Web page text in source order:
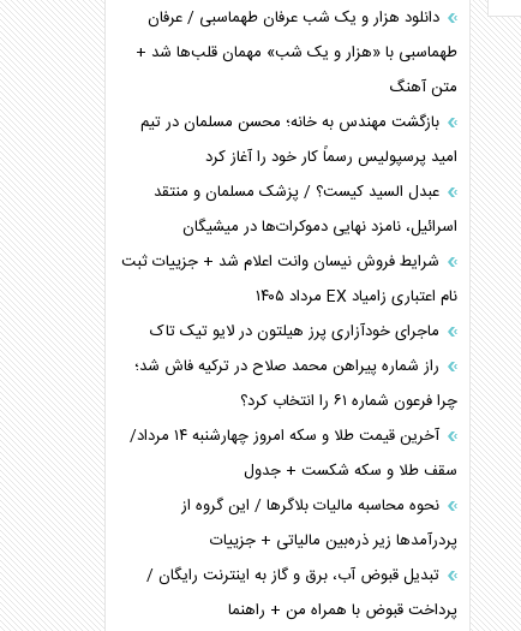
نقش راهبردی ایران در دیپلماسی غذایی جهان
فضای مجازی، چالش تربیتی خانواده‌ها
پیامدهای خطرناک حمله اوکراین به کشتی ایرانی
تجارت خارجی، تحریم و محاصره
دانلود هزار و یک شب عرفان طهماسبی / عرفان
طهماسبی با «هزار و یک شب» مهمان قلب‌ها شد +
متن آهنگ
بازگشت مهندس به خانه؛ محسن مسلمان در تیم
امید پرسپولیس رسماً کار خود را آغاز کرد
عبدل السید کیست؟ / پزشک مسلمان و منتقد
اسرائیل، نامزد نهایی دموکرات‌ها در میشیگان
شرایط فروش نیسان وانت اعلام شد + جزییات ثبت
نام اعتباری زامیاد EX مرداد ۱۴۰۵
ماجرای خودآزاری پرز هیلتون در لایو تیک تاک
راز شماره پیراهن محمد صلاح در ترکیه فاش شد؛
چرا فرعون شماره ۶۱ را انتخاب کرد؟
آخرین قیمت طلا و سکه امروز چهارشنبه ۱۴ مرداد/
سقف طلا و سکه شکست + جدول
نحوه محاسبه مالیات بلاگر‌ها / این گروه از
پردرآمد‌ها زیر ذره‌بین مالیاتی + جزییات
تبدیل قبوض آب، برق و گاز به اینترنت رایگان /
پرداخت قبوض با همراه من + راهنما